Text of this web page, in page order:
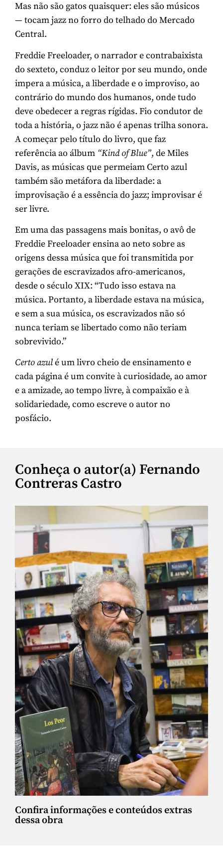
Conheça o autor(a) Fernando
Contreras Castro
Confira informações e conteúdos extras
dessa obra
Mas não são gatos quaisquer: eles são músicos
— tocam jazz no forro do telhado do Mercado
Central.
Freddie Freeloader, o narrador e contrabaixista
do sexteto, conduz o leitor por seu mundo, onde
impera a música, a liberdade e o improviso, ao
contrário do mundo dos humanos, onde tudo
deve obedecer a regras rígidas. Fio condutor de
toda a história, o jazz não é apenas trilha sonora.
A começar pelo título do livro, que faz
referência ao álbum “Kind of Blue”, de Miles
Davis, as músicas que permeiam Certo azul
também são metáfora da liberdade: a
improvisação é a essência do jazz; improvisar é
ser livre.
Em uma das passagens mais bonitas, o avô de
Freddie Freeloader ensina ao neto sobre as
origens dessa música que foi transmitida por
gerações de escravizados afro-americanos,
desde o século XIX: “Tudo isso estava na
música. Portanto, a liberdade estava na música,
e sem a sua música, os escravizados não só
nunca teriam se libertado como não teriam
sobrevivido.”
Certo azulé um livro cheio de ensinamento e
cada página é um convite à curiosidade, ao amor
e a amizade, ao tempo livre, à compaixão e à
solidariedade, como escreve o autor no
posfácio.